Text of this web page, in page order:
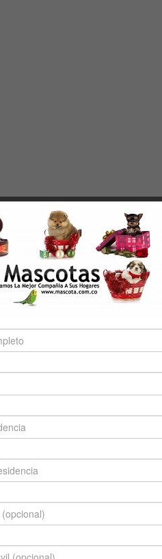
RÁPIDA
encontrar el producto que
busca.
Avanzada